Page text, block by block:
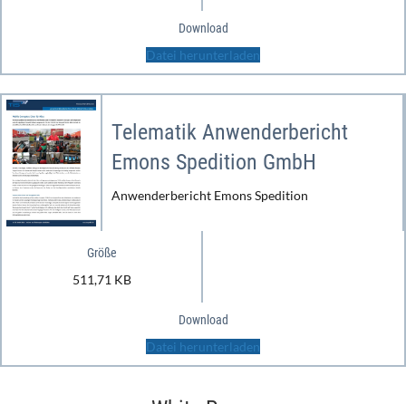
Download
Datei herunterladen
Telematik Anwenderbericht
Emons Spedition GmbH
Anwenderbericht Emons Spedition
Größe
511,71 KB
Download
Datei herunterladen